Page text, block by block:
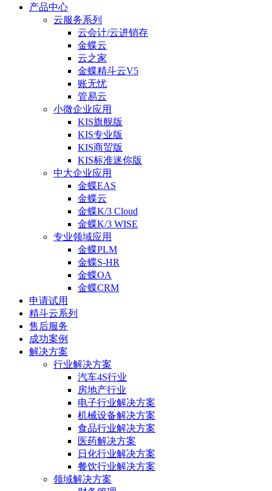
产品中心
云服务系列
云会计/云进销存
金蝶云
云之家
金蝶精斗云V5
账无忧
管易云
小微企业应用
KIS旗舰版
KIS专业版
KIS商贸版
KIS标准迷你版
中大企业应用
金蝶EAS
金蝶云
金蝶K/3 Cloud
金蝶K/3 WISE
专业领域应用
金蝶PLM
金蝶S-HR
金蝶OA
金蝶CRM
申请试用
精斗云系列
售后服务
成功案例
解决方案
行业解决方案
汽车4S行业
房地产行业
电子行业解决方案
机械设备解决方案
食品行业解决方案
医药解决方案
日化行业解决方案
餐饮行业解决方案
领域解决方案